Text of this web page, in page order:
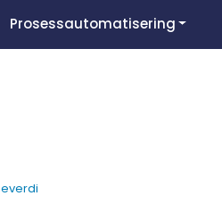
Prosessautomatisering